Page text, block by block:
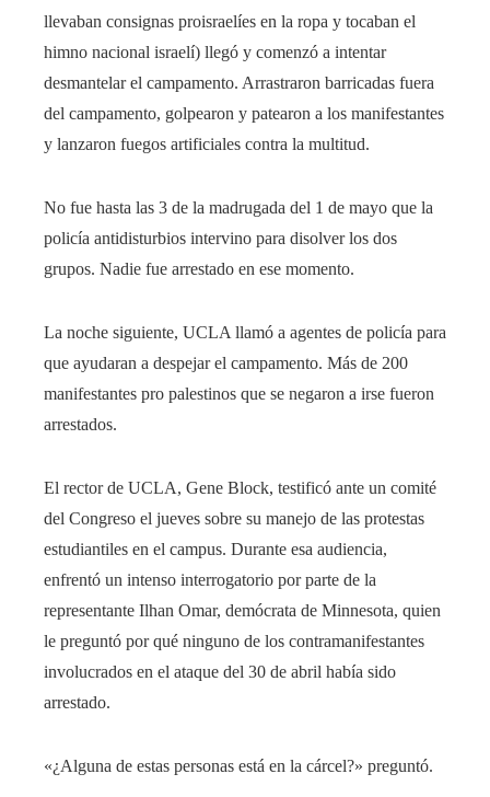
llevaban consignas proisraelíes en la ropa y tocaban el
himno nacional israelí) llegó y comenzó a intentar
desmantelar el campamento. Arrastraron barricadas fuera
del campamento, golpearon y patearon a los manifestantes
y lanzaron fuegos artificiales contra la multitud.
No fue hasta las 3 de la madrugada del 1 de mayo que la
policía antidisturbios intervino para disolver los dos
grupos. Nadie fue arrestado en ese momento.
La noche siguiente, UCLA llamó a agentes de policía para
que ayudaran a despejar el campamento. Más de 200
manifestantes pro palestinos que se negaron a irse fueron
arrestados.
El rector de UCLA, Gene Block, testificó ante un comité
del Congreso el jueves sobre su manejo de las protestas
estudiantiles en el campus. Durante esa audiencia,
enfrentó un intenso interrogatorio por parte de la
representante Ilhan Omar, demócrata de Minnesota, quien
le preguntó por qué ninguno de los contramanifestantes
involucrados en el ataque del 30 de abril había sido
arrestado.
«¿Alguna de estas personas está en la cárcel?» preguntó.